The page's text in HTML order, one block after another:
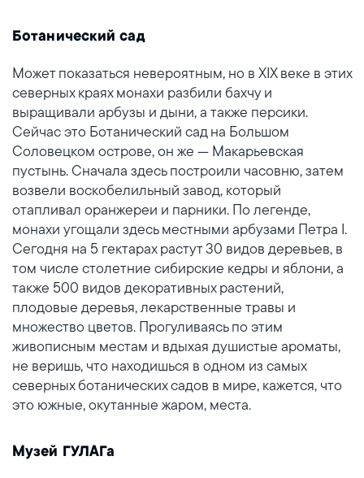
Ботанический сад
Может показаться невероятным, но в XIX веке в этих
северных краях монахи разбили бахчу и
выращивали арбузы и дыни, а также персики.
Сейчас это Ботанический сад на Большом
Соловецком острове, он же — Макарьевская
пустынь. Сначала здесь построили часовню, затем
возвели воскобелильный завод, который
отапливал оранжереи и парники. По легенде,
монахи угощали здесь местными арбузами Петра I.
Сегодня на 5 гектарах растут 30 видов деревьев, в
том числе столетние сибирские кедры и яблони, а
также 500 видов декоративных растений,
плодовые деревья, лекарственные травы и
множество цветов. Прогуливаясь по этим
живописным местам и вдыхая душистые ароматы,
не веришь, что находишься в одном из самых
северных ботанических садов в мире, кажется, что
это южные, окутанные жаром, места.
Музей ГУЛАГа